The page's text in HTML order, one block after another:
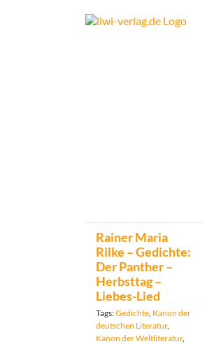
Rainer Maria
Rilke – Gedichte:
Der Panther –
Herbsttag –
Liebes-Lied
Tags:Gedichte Kanon der
deutschen Literatur,
Kanon der Weltliteratur,